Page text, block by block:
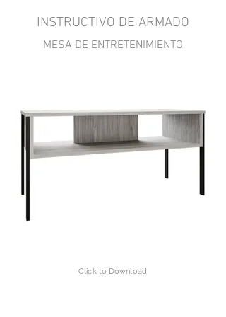
INSTRUCTIVO DE ARMADO
MESA DE ENTRETENIMIENTO
Click to Download